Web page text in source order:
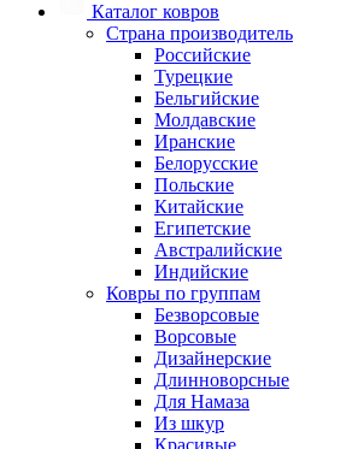
Каталог ковров
Страна производитель
Российские
Турецкие
Бельгийские
Молдавские
Иранские
Белорусские
Польские
Китайские
Египетские
Австралийские
Индийские
Ковры по группам
Безворсовые
Ворсовые
Дизайнерские
Длинноворсные
Для Намаза
Из шкур
Красивые